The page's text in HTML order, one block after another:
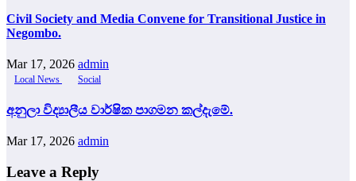
Civil Society and Media Convene for Transitional Justice in
Negombo.
Mar 17, 2026 admin
Local News Social
අනුලා විද්‍යාලීය වාර්ෂික පාගමන කල්දැමේ.
Mar 17, 2026 admin
Leave a Reply